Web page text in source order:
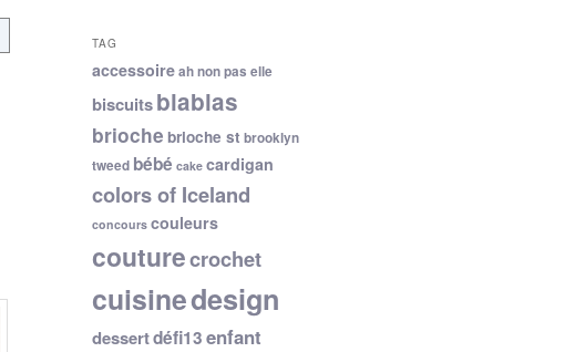
TAG
accessoireah non pas elle
biscuitsblablas
brioche brioche st brooklyn
tweed bébé cake cardigan
colors of Iceland
concours couleurs
couturecrochet
cuisinedesign
dessertdéfi13enfant